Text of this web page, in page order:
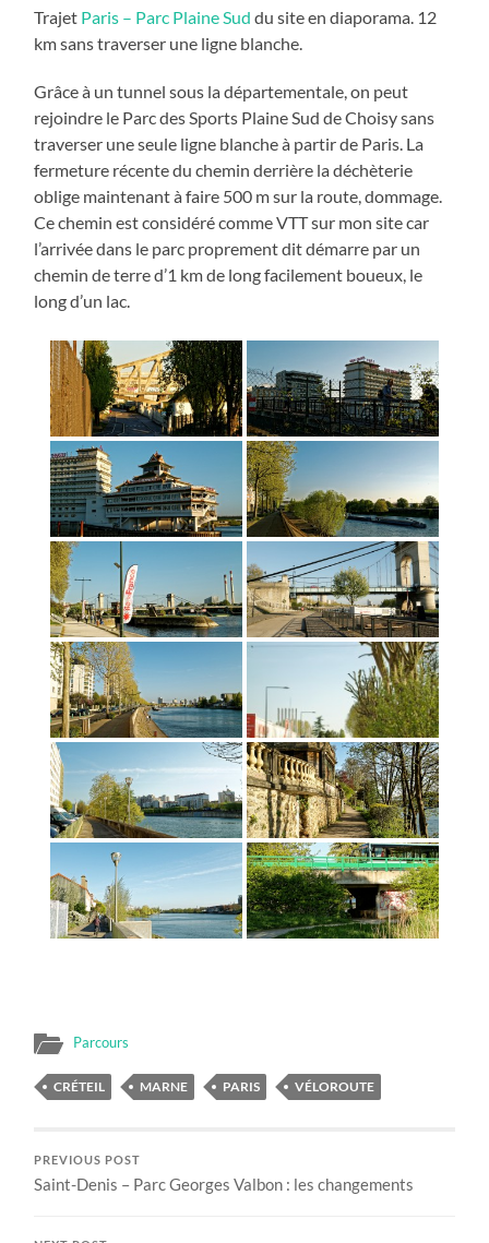
Trajet Paris – Parc Plaine Sud du site en diaporama. 12
km sans traverser une ligne blanche.
Grâce à un tunnel sous la départementale, on peut
rejoindre le Parc des Sports Plaine Sud de Choisy sans
traverser une seule ligne blanche à partir de Paris. La
fermeture récente du chemin derrière la déchèterie
oblige maintenant à faire 500 m sur la route, dommage.
Ce chemin est considéré comme VTT sur mon site car
l’arrivée dans le parc proprement dit démarre par un
chemin de terre d’1 km de long facilement boueux, le
long d’un lac.
Parcours
CRÉTEIL MARNE PARIS VÉLOROUTE
PREVIOUS POST
Saint-Denis – Parc Georges Valbon : les changements